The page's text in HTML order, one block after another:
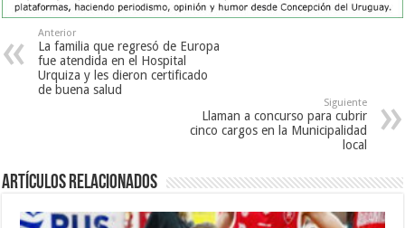
Anterior
La familia que regresó de Europa
fue atendida en el Hospital
Urquiza y les dieron certificado
de buena salud
Siguiente
Llaman a concurso para cubrir
cinco cargos en la Municipalidad
local
Artículos Relacionados